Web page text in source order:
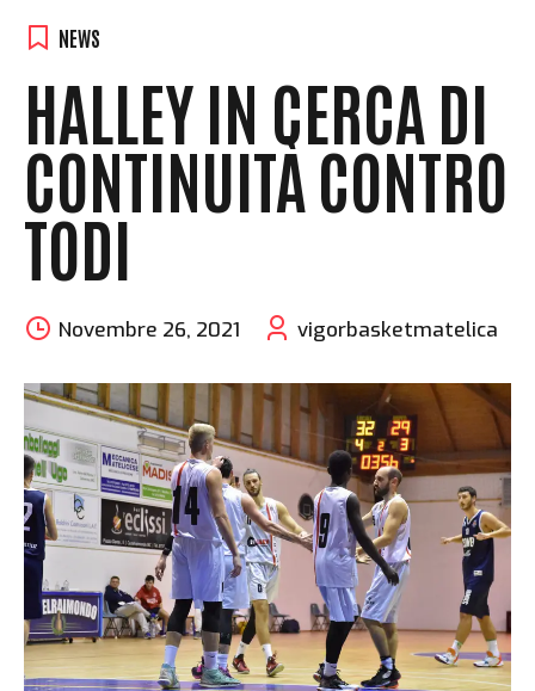
NEWS
HALLEY IN CERCA DI
CONTINUITÀ CONTRO
TODI
Novembre 26, 2021 vigorbasketmatelica